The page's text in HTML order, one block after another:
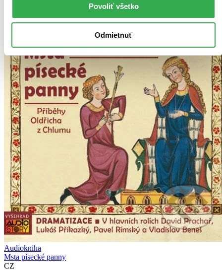
Povoliť všetko
Odmietnuť
Audiokniha
Msta písecké panny
CZ